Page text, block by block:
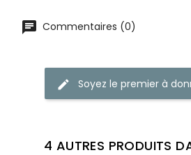
Commentaires (0)
Soyez le premier à
4 AUTRES PRODUITS